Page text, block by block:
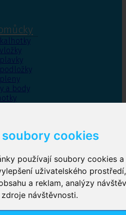
cookies
používají soubory cookies
uživatelského
a reklam, analýzy
návštěvnosti.
a body
kalhotky
navlékací,Plenkové kalhotky
kalhotky dámské